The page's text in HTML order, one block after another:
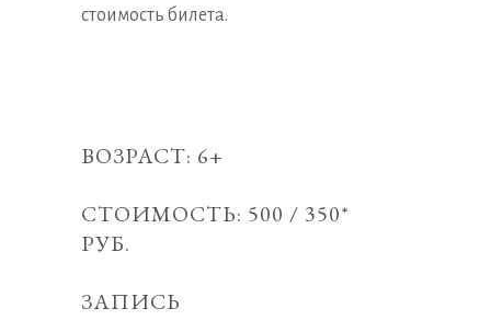
стоимость билета.
ВОЗРАСТ: 6+
СТОИМОСТЬ: 500 / 350*
РУБ.
ЗАПИСЬ